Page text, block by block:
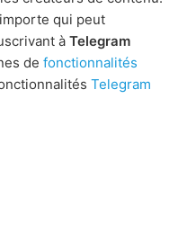
qui peut
à Telegram
de fonctionnalités
Telegram